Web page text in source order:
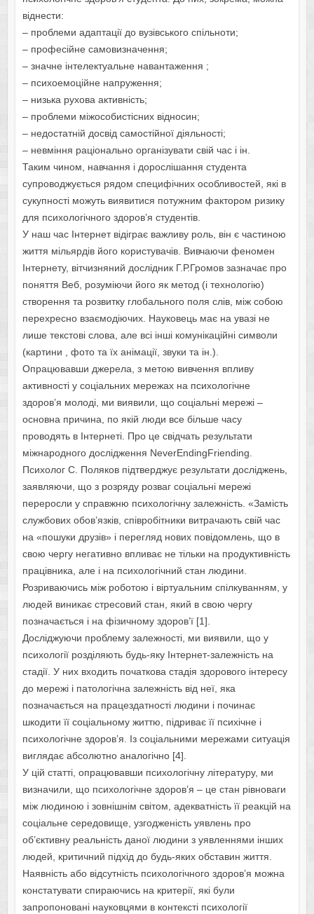
віднести:
– проблеми адаптації до вузівського спільноти;
– професійне самовизначення;
– значне інтелектуальне навантаження ;
– психоемоційне напруження;
– низька рухова активність;
– проблеми міжособистісних відносин;
– недостатній досвід самостійної діяльності;
– невміння раціонально організувати свій час і ін.
Таким чином, навчання і дорослішання студента
супроводжується рядом специфічних особливостей, які в
сукупності можуть виявитися потужним фактором ризику
для психологічного здоров’я студентів.
У наш час Інтернет відіграє важливу роль, він є частиною
життя мільярдів його користувачів. Вивчаючи феномен
Інтернету, вітчизняний дослідник Г.Р.Громов зазначає про
поняття Веб, розуміючи його як метод (і технологію)
створення та розвитку глобального поля слів, між собою
перехресно взаємодіючих. Науковець має на увазі не
лише текстові слова, але всі інші комунікаційні символи
(картини , фото та їх анімації, звуки та ін.).
Опрацювавши джерела, з метою вивчення впливу
активності у соціальних мережах на психологічне
здоров’я молоді, ми виявили, що соціальні мережі –
основна причина, по якій люди все більше часу
проводять в Інтернеті. Про це свідчать результати
міжнародного дослідження NeverEndingFriending.
Психолог С. Поляков підтверджує результати досліджень,
заявляючи, що з розряду розваг соціальні мережі
переросли у справжню психологічну залежність. «Замість
службових обов’язків, співробітники витрачають свій час
на «пошуки друзів» і перегляд нових повідомлень, що в
свою чергу негативно впливає не тільки на продуктивність
працівника, але і на психологічний стан людини.
Розриваючись між роботою і віртуальним спілкуванням, у
людей виникає стресовий стан, який в свою чергу
позначається і на фізичному здоров’ї [1].
Досліджуючи проблему залежності, ми виявили, що у
психології розділяють будь-яку Інтернет-залежність на
стадії. У них входить початкова стадія здорового інтересу
до мережі і патологічна залежність від неї, яка
позначається на працездатності людини і починає
шкодити її соціальному життю, підриває її психічне і
психологічне здоров’я. Із соціальними мережами ситуація
виглядає абсолютно аналогічно [4].
У цій статті, опрацювавши психологічну літературу, ми
визначили, що психологічне здоров’я – це стан рівноваги
між людиною і зовнішнім світом, адекватність її реакцій на
соціальне середовище, узгодженість уявлень про
об’єктивну реальність даної людини з уявленнями інших
людей, критичний підхід до будь-яких обставин життя.
Наявність або відсутність психологічного здоров’я можна
констатувати спираючись на критерії, які були
запропоновані науковцями в контексті психології